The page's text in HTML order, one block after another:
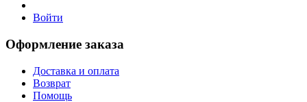
Войти
Оформление заказа
Доставка и оплата
Возврат
Помощь